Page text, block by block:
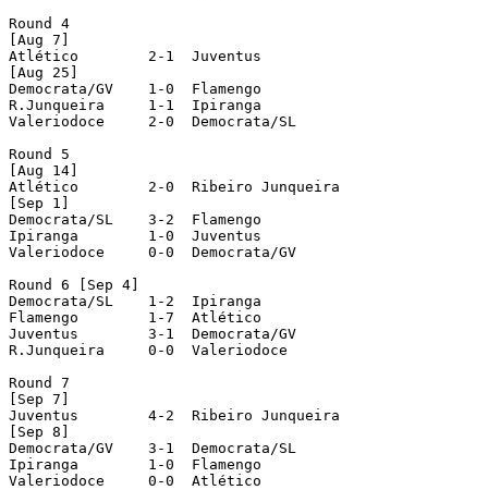
Round 4
[Aug 7]
Atlético  	2-1  Juventus
[Aug 25]
Democrata/GV  	1-0  Flamengo
R.Junqueira	1-1  Ipiranga
Valeriodoce  	2-0  Democrata/SL
Round 5
[Aug 14]
Atlético  	2-0  Ribeiro Junqueira
[Sep 1]
Democrata/SL  	3-2  Flamengo
Ipiranga  	1-0  Juventus
Valeriodoce  	0-0  Democrata/GV
Round 6 [Sep 4]
Democrata/SL  	1-2  Ipiranga
Flamengo  	1-7  Atlético
Juventus  	3-1  Democrata/GV
R.Junqueira  	0-0  Valeriodoce
Round 7
[Sep 7]
Juventus  	4-2  Ribeiro Junqueira
[Sep 8]
Democrata/GV  	3-1  Democrata/SL
Ipiranga  	1-0  Flamengo
Valeriodoce  	0-0  Atlético